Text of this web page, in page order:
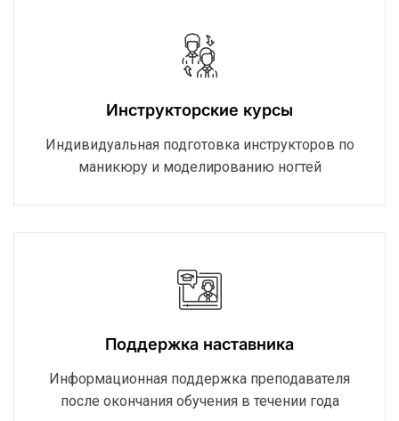
Инструкторские курсы
Индивидуальная подготовка инструкторов по
маникюру и моделированию ногтей
Поддержка наставника
Информационная поддержка преподавателя
после окончания обучения в течении года